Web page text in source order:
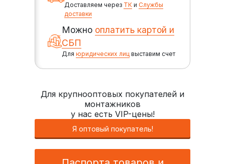
Доставляем через ТК иСлужбы
доставки
Можно оплатить картой и
СБП
Дляюридических лиц выставим счет
Для крупнооптовых покупателей и
монтажников
у нас есть VIP-цены!
Я оптовый покупатель!